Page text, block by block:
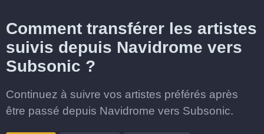
Comment transférer les artistes
suivis depuis Navidrome vers
Subsonic ?
Continuez à suivre vos artistes préférés après
être passé depuis Navidrome vers Subsonic.